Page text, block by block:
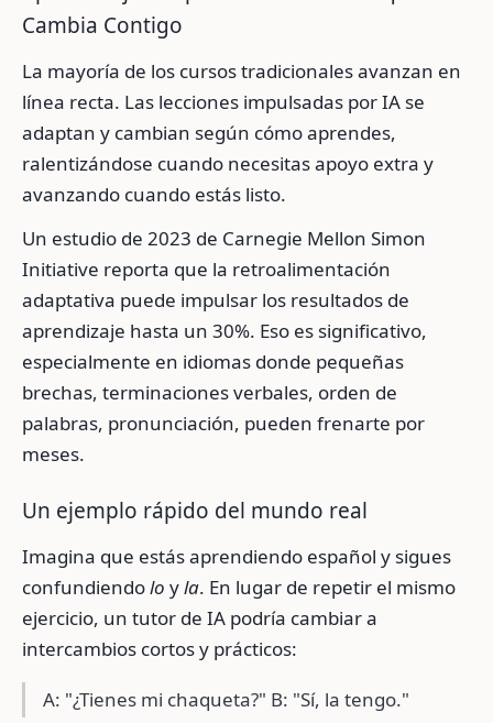
Cambia Contigo
La mayoría de los cursos tradicionales avanzan en
línea recta. Las lecciones impulsadas por IA se
adaptan y cambian según cómo aprendes,
ralentizándose cuando necesitas apoyo extra y
avanzando cuando estás listo.
Un estudio de 2023 de Carnegie Mellon Simon
Initiative reporta que la retroalimentación
adaptativa puede impulsar los resultados de
aprendizaje hasta un 30%. Eso es significativo,
especialmente en idiomas donde pequeñas
brechas, terminaciones verbales, orden de
palabras, pronunciación, pueden frenarte por
meses.
Un ejemplo rápido del mundo real
Imagina que estás aprendiendo español y sigues
confundiendolo yla. En lugar de repetir el mismo
ejercicio, un tutor de IA podría cambiar a
intercambios cortos y prácticos:
A: "¿Tienes mi chaqueta?" B: "Sí, la tengo."